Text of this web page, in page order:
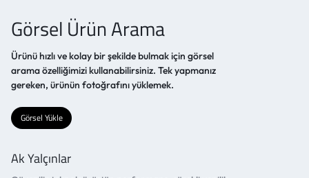
Görsel Ürün Arama
Ürünü hızlı ve kolay bir şekilde bulmak için görsel
arama özelliğimizi kullanabilirsiniz. Tek yapmanız
gereken, ürünün fotoğrafını yüklemek.
Görsel Yükle
Ak Yalçınlar